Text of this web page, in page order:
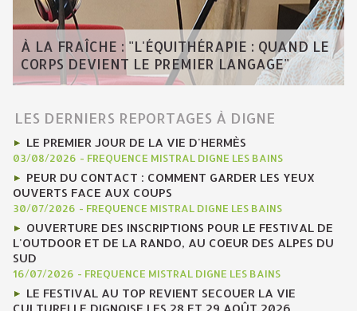
À LA FRAÎCHE : "L'ÉQUITHÉRAPIE : QUAND LE
CORPS DEVIENT LE PREMIER LANGAGE"
LES DERNIERS REPORTAGES À DIGNE
LE PREMIER JOUR DE LA VIE D'HERMÈS
03/08/2026 - FREQUENCE MISTRAL DIGNE LES BAINS
PEUR DU CONTACT : COMMENT GARDER LES YEUX
OUVERTS FACE AUX COUPS
30/07/2026 - FREQUENCE MISTRAL DIGNE LES BAINS
OUVERTURE DES INSCRIPTIONS POUR LE FESTIVAL DE
L'OUTDOOR ET DE LA RANDO, AU COEUR DES ALPES DU
SUD
16/07/2026 - FREQUENCE MISTRAL DIGNE LES BAINS
LE FESTIVAL AU TOP REVIENT SECOUER LA VIE